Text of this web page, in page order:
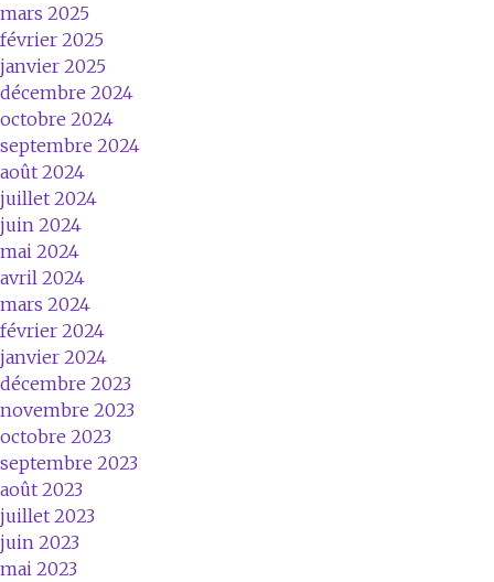
mars 2025
février 2025
janvier 2025
décembre 2024
octobre 2024
septembre 2024
août 2024
juillet 2024
juin 2024
mai 2024
avril 2024
mars 2024
février 2024
janvier 2024
décembre 2023
novembre 2023
octobre 2023
septembre 2023
août 2023
juillet 2023
juin 2023
mai 2023